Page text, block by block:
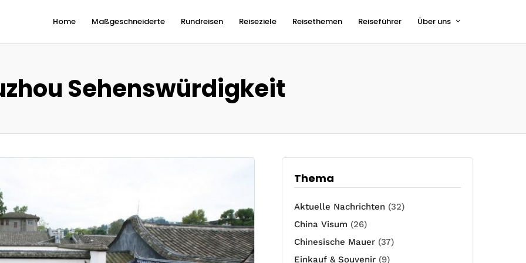
Home Maßgeschneiderte Rundreisen Reiseziele Reisethemen Reiseführer Über uns
Sehenswürdigkeit
Thema
Aktuelle Nachrichten (32)
China Visum (26)
Chinesische Mauer (37)
Einkauf & Souvenir (9)